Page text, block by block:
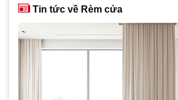
Tin tức về Rèm cửa